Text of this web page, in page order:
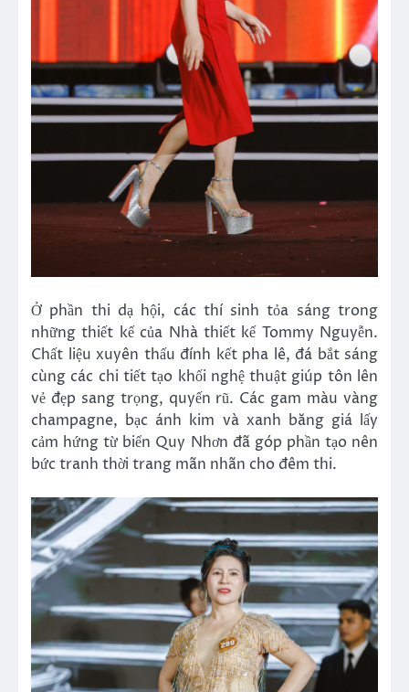
Ở phần thi dạ hội, các thí sinh tỏa sáng trong
những thiết kế của Nhà thiết kế Tommy Nguyễn.
Chất liệu xuyên thấu đính kết pha lê, đá bắt sáng
cùng các chi tiết tạo khối nghệ thuật giúp tôn lên
vẻ đẹp sang trọng, quyến rũ. Các gam màu vàng
champagne, bạc ánh kim và xanh băng giá lấy
cảm hứng từ biển Quy Nhơn đã góp phần tạo nên
bức tranh thời trang mãn nhãn cho đêm thi.